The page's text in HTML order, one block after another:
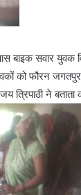
बाइक सवार युवक
को फौरन
त्रिपाठी ने